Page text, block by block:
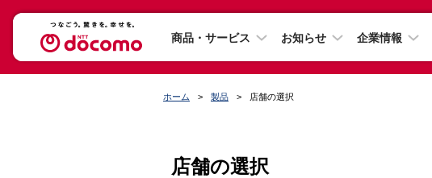
商品・サービス お知らせ 企業情報
ホーム 製品 店舗の選択
店舗の選択